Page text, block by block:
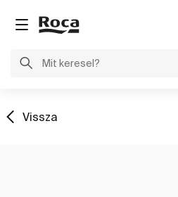
Vissza